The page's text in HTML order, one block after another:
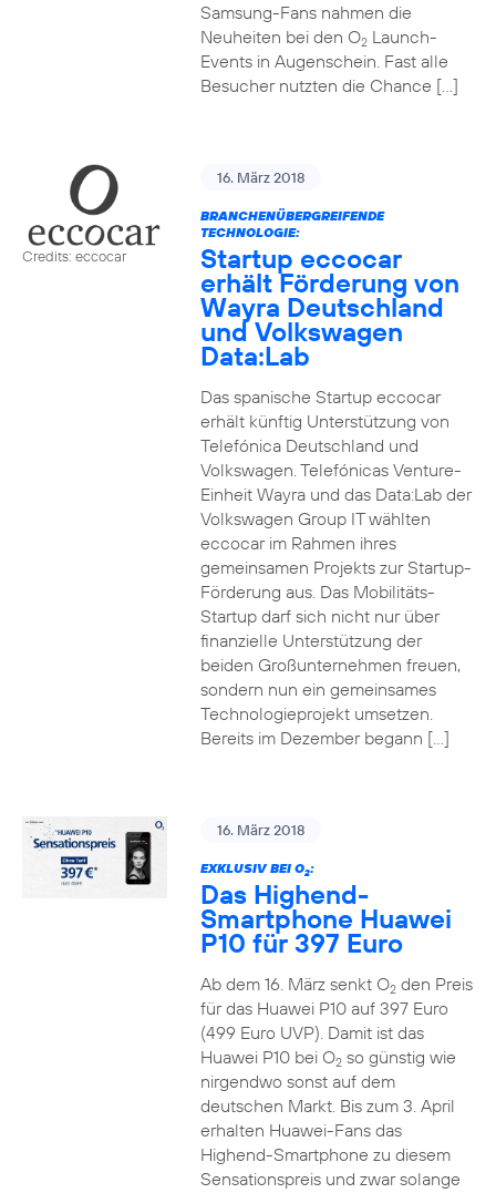
Samsung-Fans nahmen die
Neuheiten bei den O2Launch-
Events in Augenschein. Fast alle
Besucher nutzten die Chance […]
Credits: eccocar
16. März 2018
BRANCHENÜBERGREIFENDE
TECHNOLOGIE:
Startup eccocar
erhält Förderung von
Wayra Deutschland
und Volkswagen
Data:Lab
Das spanische Startup eccocar
erhält künftig Unterstützung von
Telefónica Deutschland und
Volkswagen. Telefónicas Venture-
Einheit Wayra und das Data:Lab der
Volkswagen Group IT wählten
eccocar im Rahmen ihres
gemeinsamen Projekts zur Startup-
Förderung aus. Das Mobilitäts-
Startup darf sich nicht nur über
finanzielle Unterstützung der
beiden Großunternehmen freuen,
sondern nun ein gemeinsames
Technologieprojekt umsetzen.
Bereits im Dezember begann […]
16. März 2018
EXKLUSIV BEI O2:
Das Highend-
Smartphone Huawei
P10 für 397 Euro
Ab dem 16. März senkt O2den Preis
für das Huawei P10 auf 397 Euro
(499 Euro UVP). Damit ist das
Huawei P10 bei O2so günstig wie
nirgendwo sonst auf dem
deutschen Markt. Bis zum 3. April
erhalten Huawei-Fans das
Highend-Smartphone zu diesem
Sensationspreis und zwar solange